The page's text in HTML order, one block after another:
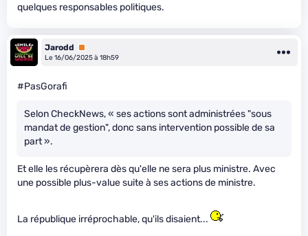
quelques responsables politiques.
Jarodd
Premium
Le 16/06/2025 à 18h59
#PasGorafi
Selon CheckNews, « ses actions sont administrées "sous
mandat de gestion", donc sans intervention possible de sa
part ».
Et elle les récupèrera dès qu'elle ne sera plus ministre. Avec
une possible plus-value suite à ses actions de ministre.
La république irréprochable, qu'ils disaient...